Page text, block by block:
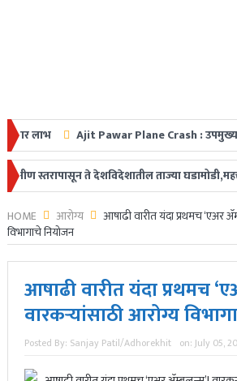
Ajit Pawar Plane Crash : उपमुख्यमंत्री अजित
धडक
ते देशविदेशातील ताज्या घडामोडी,महत्त्वाच्या
HOME आरोग्य
आषाढी वारीत यंदा प्रथमच ‘एअर
विभागाचे नियोजन
आषाढी वारीत यंदा प्रथमच
वारकऱ्यांसाठी आरोग्य
Posted By: Sanjay Patil/Adhorekhit on:July 05,